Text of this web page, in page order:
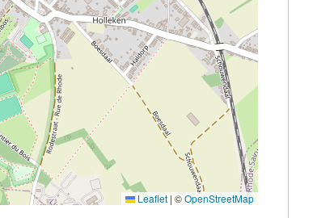
Leaflet | ©OpenStreetMap